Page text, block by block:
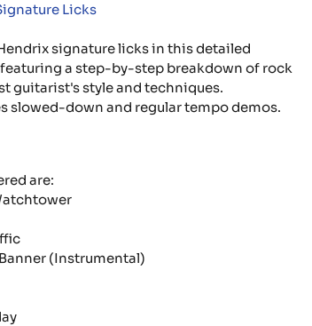
Licks
signature licks in this detailed
a step-by-step breakdown of rock
guitarist's style and techniques.
slowed-down and regular tempo demos.
are:
(Instrumental)